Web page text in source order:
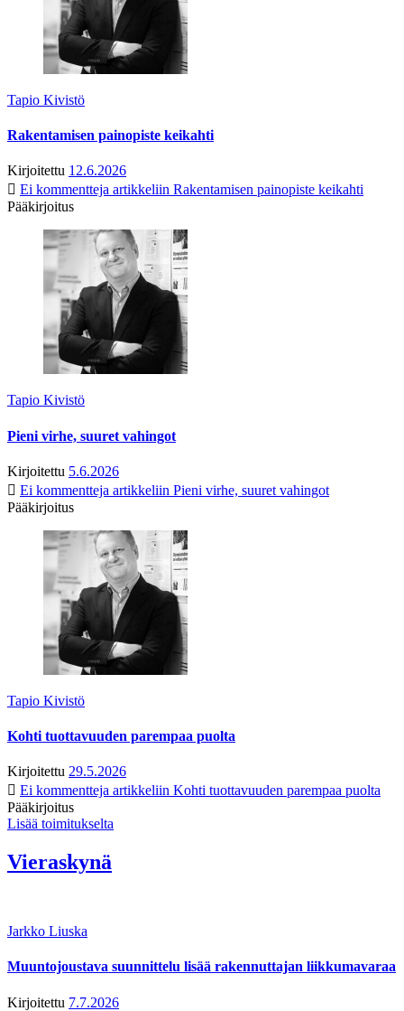
Tapio Kivistö
Rakentamisen painopiste keikahti
Kirjoitettu 12.6.2026
Ei kommentteja artikkeliin Rakentamisen painopiste keikahti
Pääkirjoitus
Tapio Kivistö
Pieni virhe, suuret vahingot
Kirjoitettu 5.6.2026
Ei kommentteja artikkeliin Pieni virhe, suuret vahingot
Pääkirjoitus
Tapio Kivistö
Kohti tuottavuuden parempaa puolta
Kirjoitettu 29.5.2026
Ei kommentteja artikkeliin Kohti tuottavuuden parempaa puolta
Pääkirjoitus
Lisää toimitukselta
Vieraskynä
Jarkko Liuska
Muuntojoustava suunnittelu lisää rakennuttajan liikkumavaraa
Kirjoitettu 7.7.2026